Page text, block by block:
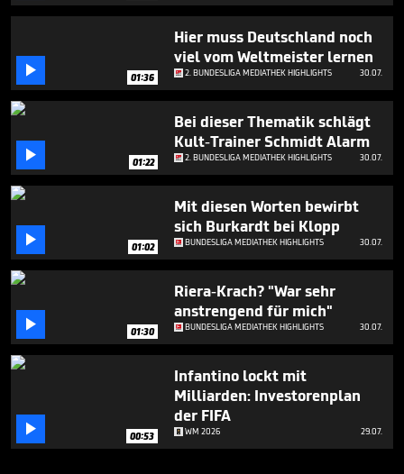
 01:36
Hier muss Deutschland noch
viel vom Weltmeister lernen
2. BUNDESLIGA MEDIATHEK HIGHLIGHTS 30.07.
 01:22
Bei dieser Thematik schlägt
Kult-Trainer Schmidt Alarm
2. BUNDESLIGA MEDIATHEK HIGHLIGHTS 30.07.
 01:02
Mit diesen Worten bewirbt
sich Burkardt bei Klopp
BUNDESLIGA MEDIATHEK HIGHLIGHTS 30.07.
 01:30
Riera-Krach? "War sehr
anstrengend für mich"
BUNDESLIGA MEDIATHEK HIGHLIGHTS 30.07.
 00:53
Infantino lockt mit
Milliarden: Investorenplan
der FIFA
WM 2026 29.07.